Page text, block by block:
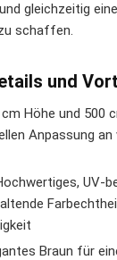
gleichzeitig
schaffen.
und
cm Höhe und 500
Anpassung an
UV-
Braun für